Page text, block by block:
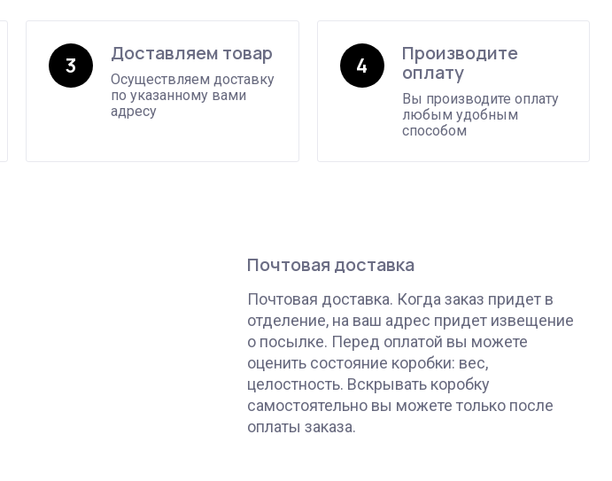
3 Доставляем товар
Осуществляем доставку
по указанному вами
адресу
4
Производите
оплату
Вы производите оплату
любым удобным
способом
Почтовая доставка
Почтовая доставка. Когда заказ придет в
отделение, на ваш адрес придет извещение
о посылке. Перед оплатой вы можете
оценить состояние коробки: вес,
целостность. Вскрывать коробку
самостоятельно вы можете только после
оплаты заказа.